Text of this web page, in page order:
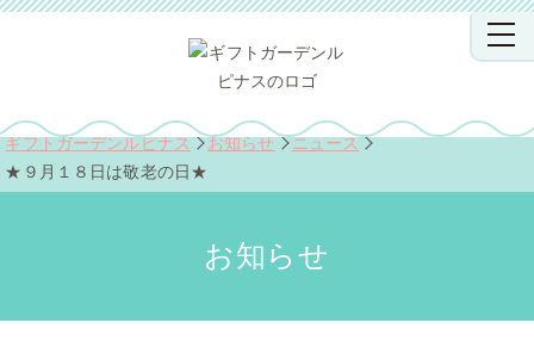
ギフトガーデンルピナス お知らせ
ニュース
★９月１８日は敬老の日★
お知らせ